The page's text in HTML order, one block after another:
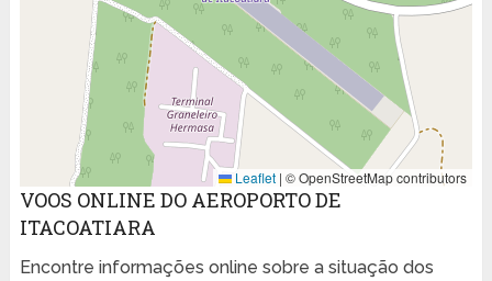
Leaflet | © OpenStreetMap contributors
VOOS ONLINE DO AEROPORTO DE
ITACOATIARA
Encontre informações online sobre a situação dos